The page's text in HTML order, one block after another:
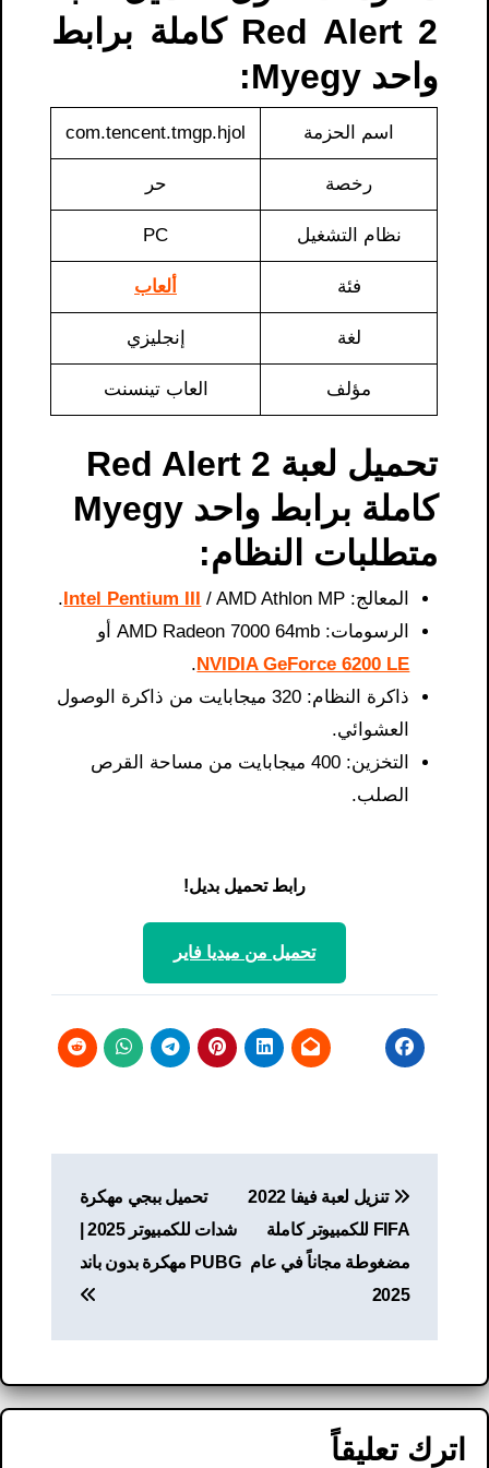
Red Alert 2 كاملة برابط
واحد Myegy:
اسم الحزمة com.tencent.tmgp.hjol
رخصة حر
نظام التشغيل PC
فئة ألعاب
لغة إنجليزي
مؤلف العاب تينسنت
تحميل لعبة Red Alert 2
كاملة برابط واحد Myegy
متطلبات النظام:
المعالج: Intel Pentium III / AMD Athlon MP.
الرسومات: AMD Radeon 7000 64mb أو
NVIDIA GeForce 6200 LE
.
ذاكرة النظام: 320 ميجابايت من ذاكرة الوصول
العشوائي.
التخزين: 400 ميجابايت من مساحة القرص
الصلب.
رابط تحميل بديل!
تحميل من ميديا ​​فاير
المقالات
تنزيل لعبة فيفا 2022
FIFA للكمبيوتر كاملة
مضغوطة مجاناً في عام
2025
تحميل ببجي مهكرة
PUBG مهكرة بدون باند
اترك تعليقاً